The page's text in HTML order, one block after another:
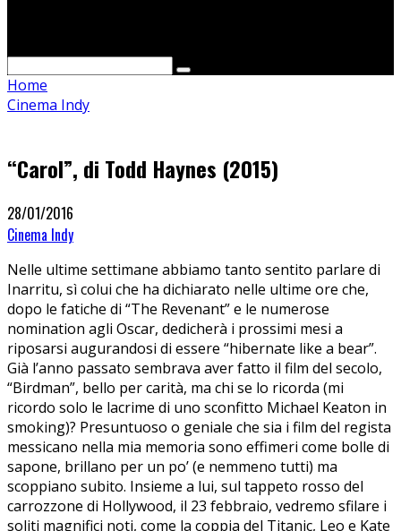
Home
Cinema Indy
“Carol”, di Todd Haynes (2015)
28/01/2016
Cinema Indy
Nelle ultime settimane abbiamo tanto sentito parlare di
Inarritu, sì colui che ha dichiarato nelle ultime ore che,
dopo le fatiche di “The Revenant” e le numerose
nomination agli Oscar, dedicherà i prossimi mesi a
riposarsi augurandosi di essere “hibernate like a bear”.
Già l’anno passato sembrava aver fatto il film del secolo,
“Birdman”, bello per carità, ma chi se lo ricorda (mi
ricordo solo le lacrime di uno sconfitto Michael Keaton in
smoking)? Presuntuoso o geniale che sia i film del regista
messicano nella mia memoria sono effimeri come bolle di
sapone, brillano per un po’ (e nemmeno tutti) ma
scoppiano subito. Insieme a lui, sul tappeto rosso del
carrozzone di Hollywood, il 23 febbraio, vedremo sfilare i
soliti magnifici noti, come la coppia del Titanic, Leo e Kate